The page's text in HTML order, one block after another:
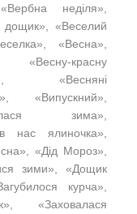
неділя»,
дощик», «Веселий
«Весна»,
«Весну-красну
«Весняні
«Випускний»,
зима»,
нас ялиночка»,
«Дід Мороз»,
зими», «Дощик
курча»,
«Заховалася